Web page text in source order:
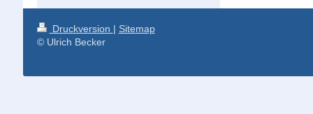
Druckversion | Sitemap
© Ulrich Becker